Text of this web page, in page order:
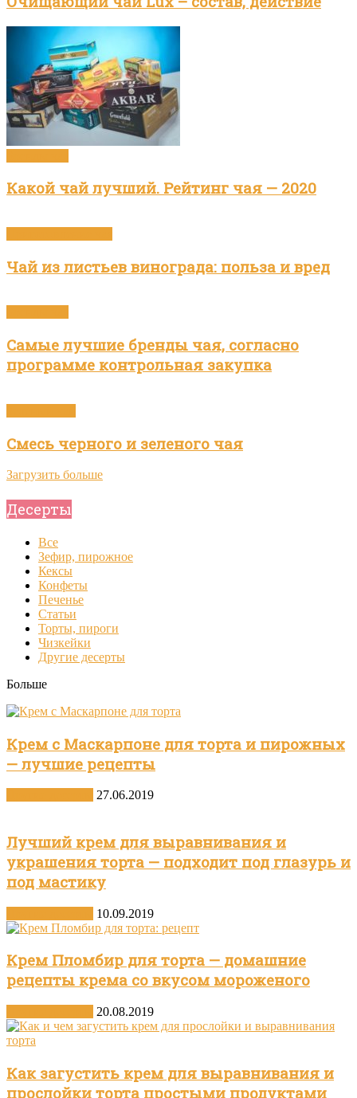
Какой чай лучший. Рейтинг чая — 2020
Чай из листьев винограда: польза и вред
Самые лучшие бренды чая, согласно
программе контрольная закупка
Смесь черного и зеленого чая
Загрузить больше
Десерты
Все
Зефир, пирожное
Кексы
Конфеты
Печенье
Статьи
Торты, пироги
Чизкейки
Другие десерты
Больше
Крем с Маскарпоне для торта и пирожных
— лучшие рецепты
27.06.2019
Лучший крем для выравнивания и
украшения торта — подходит под глазурь и
под мастику
10.09.2019
Крем Пломбир для торта — домашние
рецепты крема со вкусом мороженого
20.08.2019
Как загустить крем для выравнивания и
прослойки торта простыми продуктами